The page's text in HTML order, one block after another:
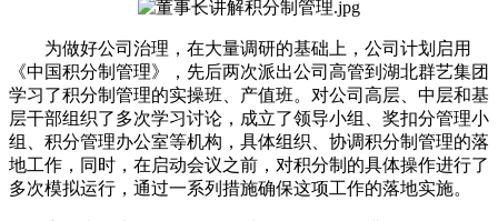
为做好公司治理，在大量调研的基础上，公司计划启用
《中国积分制管理》，先后两次派出公司高管到湖北群艺集团
学习了积分制管理的实操班、产值班。对公司高层、中层和基
层干部组织了多次学习讨论，成立了领导小组、奖扣分管理小
组、积分管理办公室等机构，具体组织、协调积分制管理的落
地工作，同时，在启动会议之前，对积分制的具体操作进行了
多次模拟运行，通过一系列措施确保这项工作的落地实施。